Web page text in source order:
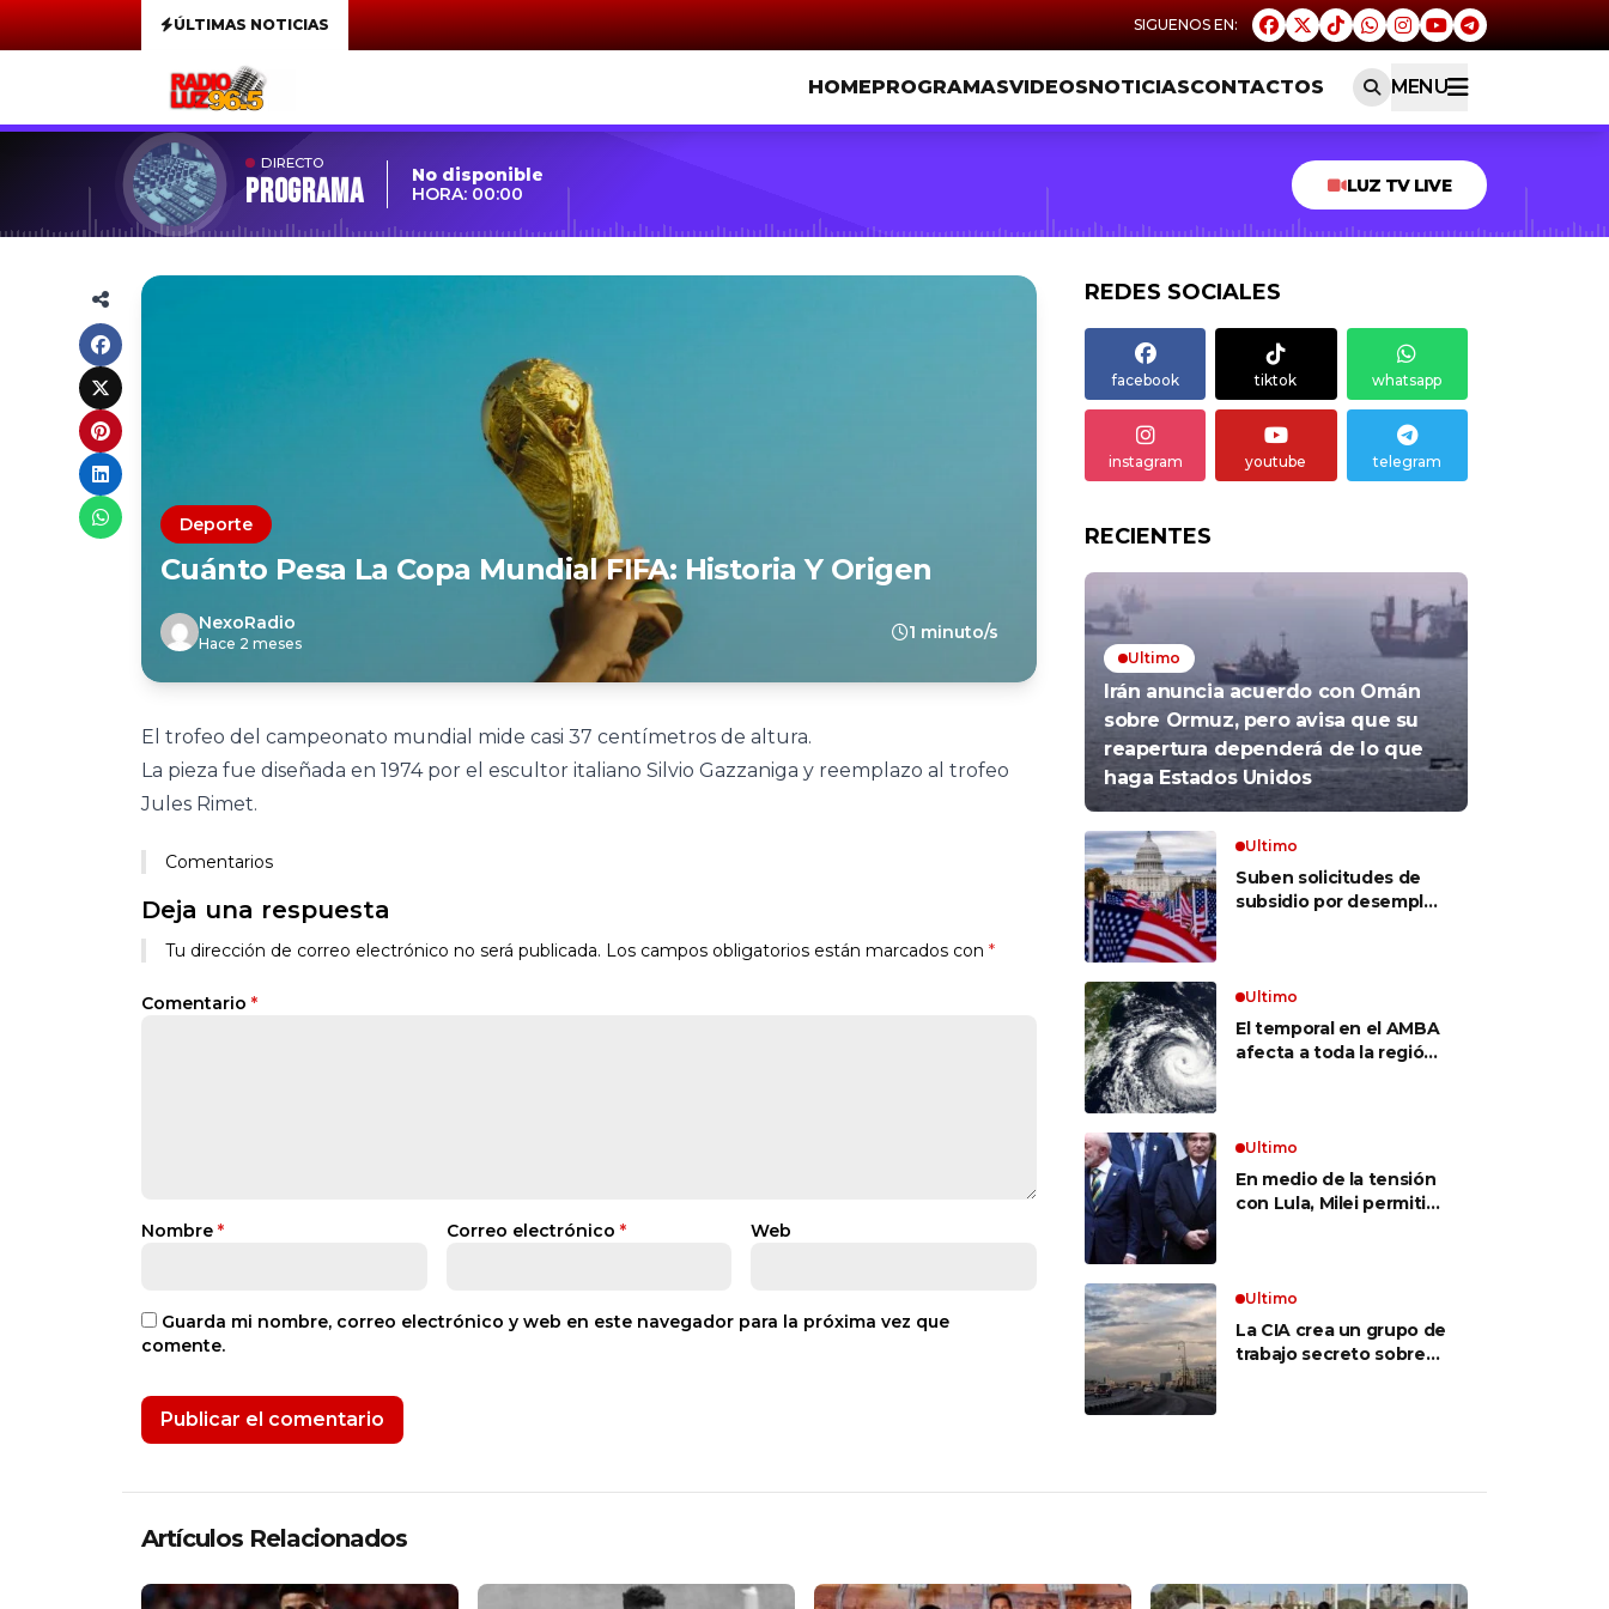
ÚLTIMAS NOTICIAS
HOMEPROGRAMASVIDEOSNOTICIASCONTACTOS MENU
DIRECTO
Programa
No disponible
HORA: 00:00
LUZ TV LIVE
Deporte
Cuánto Pesa La Copa Mundial FIFA: Historia Y Origen
NexoRadio
Hace 2 meses
1 minuto/s
El trofeo del campeonato mundial mide casi 37 centímetros de altura.
La pieza fue diseñada en 1974 por el escultor italiano Silvio Gazzaniga y reemplazo al trofeo
Jules Rimet.
Comentarios
Deja una respuesta
Tu dirección de correo electrónico no será publicada. Los campos obligatorios están marcados con *
Comentario *
Nombre * Correo electrónico * Web
Guarda mi nombre, correo electrónico y web en este navegador para la próxima vez que
comente.
REDES SOCIALES
facebook tiktok whatsapp
instagram youtube telegram
RECIENTES
Ultimo
Irán anuncia acuerdo con Omán
sobre Ormuz, pero avisa que su
reapertura dependerá de lo que
haga Estados Unidos
Ultimo
Suben solicitudes de
subsidio por desempleo
Ultimo
El temporal en el AMBA
afecta a toda la región:
tornado en Brasil
Ultimo
En medio de la tensión
con Lula, Milei permitió
militares conjuntos
Ultimo
La CIA crea un grupo de
trabajo secreto sobre
Artículos Relacionados